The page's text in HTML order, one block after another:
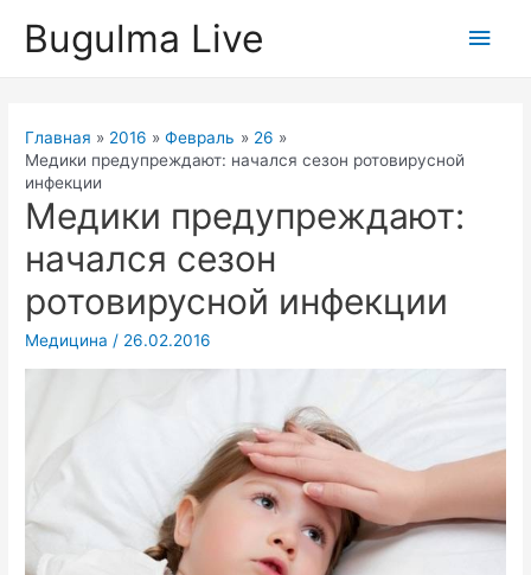
Bugulma Live
Главная 2016 Февраль
26
Медики предупреждают: начался сезон ротовирусной
инфекции
Медики предупреждают:
начался сезон
ротовирусной инфекции
Медицина / 26.02.2016